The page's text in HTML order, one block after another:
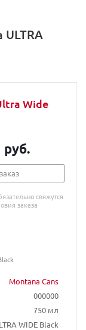
Wide
Montana Cans
000000
750 мл
WIDE Black
руб.
свяжутся
заказа